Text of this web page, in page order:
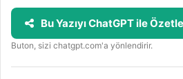
Bu Yazıyı ChatGPT ile Özetle
Buton, sizi chatgpt.com'a yönlendirir.